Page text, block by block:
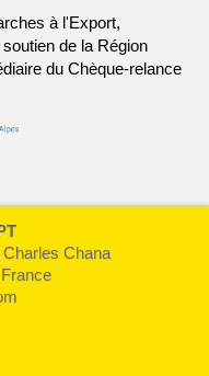
à l'Export,
de la Région
du Chèque-relance
Chana